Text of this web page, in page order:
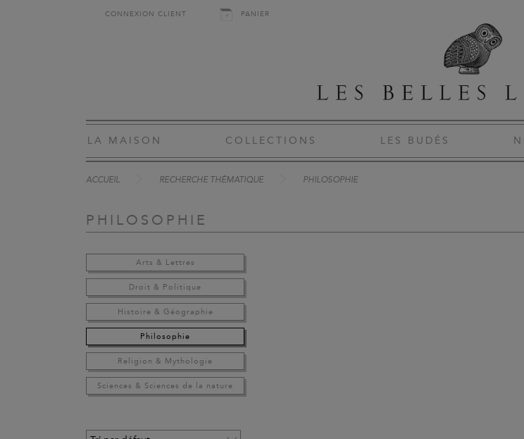
CONNEXION CLIENT PANIER
LA MAISON COLLECTIONS LES BUDÉS
ACCUEIL RECHERCHE THÉMATIQUE PHILOSOPHIE
PHILOSOPHIE
Arts & Lettres
Droit & Politique
Histoire & Géographie
Philosophie
Religion & Mythologie
Sciences & Sciences de la nature